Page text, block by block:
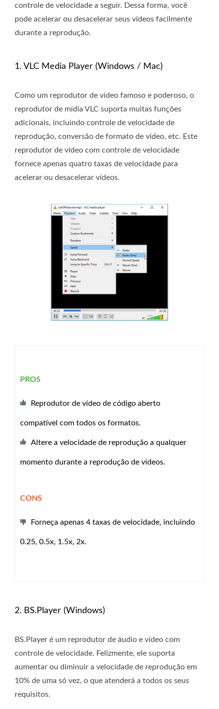
controle de velocidade a seguir. Dessa forma, você
pode acelerar ou desacelerar seus vídeos facilmente
durante a reprodução.
1. VLC Media Player (Windows / Mac)
Como um reprodutor de vídeo famoso e poderoso, o
reprodutor de mídia VLC suporta muitas funções
adicionais, incluindo controle de velocidade de
reprodução, conversão de formato de vídeo, etc. Este
reprodutor de vídeo com controle de velocidade
fornece apenas quatro taxas de velocidade para
acelerar ou desacelerar vídeos.
PROS
Reprodutor de vídeo de código aberto
compatível com todos os formatos.
Altere a velocidade de reprodução a qualquer
momento durante a reprodução de vídeos.
CONS
Forneça apenas 4 taxas de velocidade, incluindo
0.25, 0.5x, 1.5x, 2x.
2. BS.Player (Windows)
BS.Player é um reprodutor de áudio e vídeo com
controle de velocidade. Felizmente, ele suporta
aumentar ou diminuir a velocidade de reprodução em
10% de uma só vez, o que atenderá a todos os seus
requisitos.